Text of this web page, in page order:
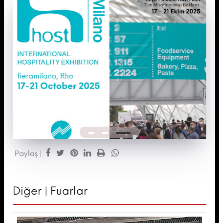
Paylaş |
Diğer | Fuarlar